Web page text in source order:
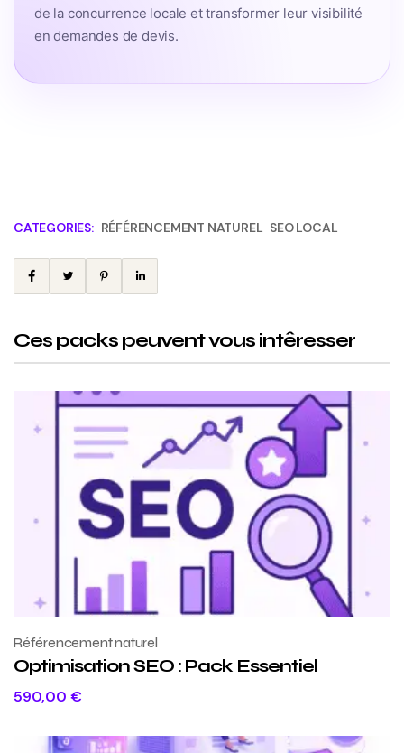
de la concurrence locale et transformer leur visibilité
en demandes de devis.
CATEGORIES: RÉFÉRENCEMENT NATUREL SEO LOCAL
Ces packs peuvent vous intêresser
Référencement naturel
Optimisation SEO : Pack Essentiel
590,00 €